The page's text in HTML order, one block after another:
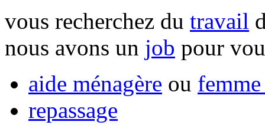
vous recherchez du travail
nous avons un job pour
aide ménagère ou
repassage